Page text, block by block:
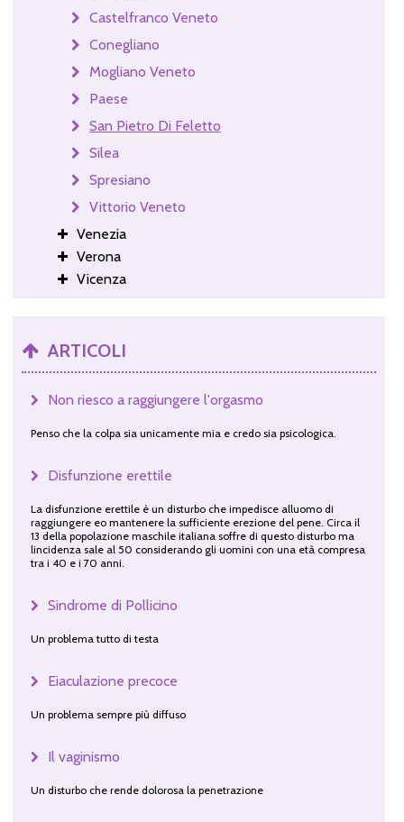
Castelfranco Veneto
Conegliano
Mogliano Veneto
Paese
San Pietro Di Feletto
Silea
Spresiano
Vittorio Veneto
Venezia
Verona
Vicenza
ARTICOLI
Non riesco a raggiungere l'orgasmo
Penso che la colpa sia unicamente mia e credo sia psicologica.
Disfunzione erettile
La disfunzione erettile è un disturbo che impedisce alluomo di
raggiungere eo mantenere la sufficiente erezione del pene. Circa il
13 della popolazione maschile italiana soffre di questo disturbo ma
lincidenza sale al 50 considerando gli uomini con una età compresa
tra i 40 e i 70 anni.
Sindrome di Pollicino
Un problema tutto di testa
Eiaculazione precoce
Un problema sempre più diffuso
Il vaginismo
Un disturbo che rende dolorosa la penetrazione